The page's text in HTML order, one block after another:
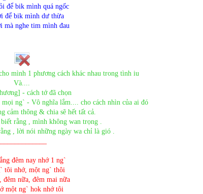
để bik mình quá ngốc
để bik mình dư thừa
mà nghe tim mình đau
mình 1 phương cách khác nhau trong tình iu
Và....
- cách tớ đã chọn
ng` - Vô nghĩa lắm.... cho cách nhìn của ai đó
cảm thông & chia sẽ hết tất cả.
rằng , mình không wan trọng .
, lời nói những ngày wa chỉ là gió .
đêm nay nhớ 1 ng`
tôi nhớ, một ng` thôi
đêm nữa, đêm mai nữa
một ng` hok nhớ tôi